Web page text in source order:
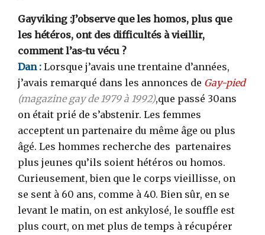
Gayviking :J’observe que les homos, plus que
les hétéros, ont des difficultés à vieillir,
comment l’as-tu vécu ?
Dan : Lorsque j’avais une trentaine d’années,
j’avais remarqué dans les annonces de Gay-pied
(magazine gay de 1979 à 1992),que passé 30ans
on était prié de s’abstenir. Les femmes
acceptent un partenaire du même âge ou plus
âgé. Les hommes recherche des partenaires
plus jeunes qu’ils soient hétéros ou homos.
Curieusement, bien que le corps vieillisse, on
se sent à 60 ans, comme à 40. Bien sûr, en se
levant le matin, on est ankylosé, le souffle est
plus court, on met plus de temps à récupérer